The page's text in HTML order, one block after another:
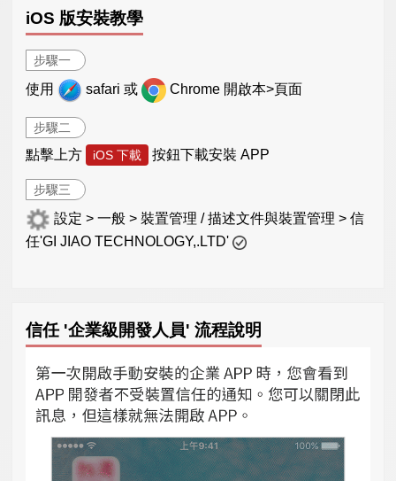
iOS 版安裝教學
步驟一
使用 safari 或 Chrome 開啟本>頁面
步驟二
點擊上方 iOS 下載 按鈕下載安裝 APP
步驟三
設定 > 一般 > 裝置管理 / 描述文件與裝置管理 > 信
任'GI JIAO TECHNOLOGY,.LTD'
信任 '企業級開發人員' 流程說明